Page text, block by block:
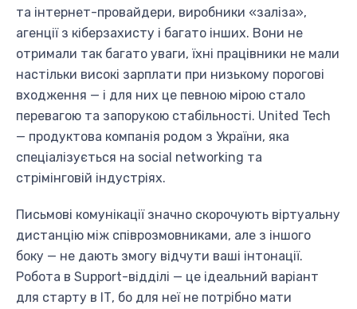
та інтернет-провайдери, виробники «заліза»,
агенції з кіберзахисту і багато інших. Вони не
отримали так багато уваги, їхні працівники не мали
настільки високі зарплати при низькому порогові
входження — і для них це певною мірою стало
перевагою та запорукою стабільності. United Tech
— продуктова компанія родом з України, яка
спеціалізується на social networking та
стрімінговій індустріях.
Письмові комунікації значно скорочують віртуальну
дистанцію між співрозмовниками, але з іншого
боку — не дають змогу відчути ваші інтонації.
Робота в Support-відділі — це ідеальний варіант
для старту в ІТ, бо для неї не потрібно мати